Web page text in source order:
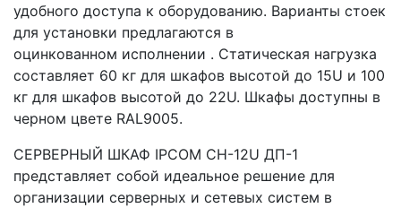
удобного доступа к оборудованию. Варианты стоек
для установки предлагаются в
оцинкованном исполнении . Статическая нагрузка
составляет 60 кг для шкафов высотой до 15U и 100
кг для шкафов высотой до 22U. Шкафы доступны в
черном цвете RAL9005.
СЕРВЕРНЫЙ ШКАФ IPCOM СН-12U ДП-1
представляет собой идеальное решение для
организации серверных и сетевых систем в